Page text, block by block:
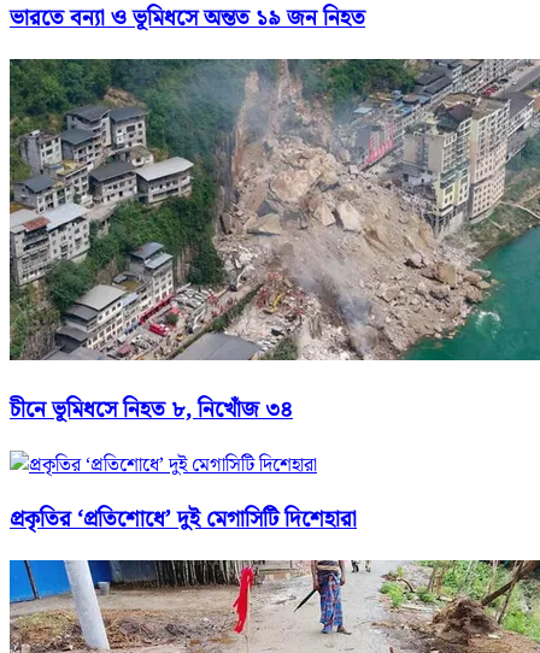
ভারতে বন্যা ও ভূমিধসে অন্তত ১৯ জন নিহত
চীনে ভূমিধসে নিহত ৮, নিখোঁজ ৩৪
প্রকৃতির ‘প্রতিশোধে’ দুই মেগাসিটি দিশেহারা